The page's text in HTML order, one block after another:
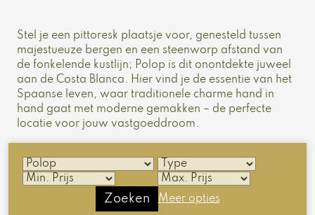
Stel je een pittoresk plaatsje voor, genesteld tussen
majestueuze bergen en een steenworp afstand van
de fonkelende kustlijn; Polop is dit onontdekte juweel
aan de Costa Blanca. Hier vind je de essentie van het
Spaanse leven, waar traditionele charme hand in
hand gaat met moderne gemakken – de perfecte
locatie voor jouw vastgoeddroom.
Zoeken Meer opties